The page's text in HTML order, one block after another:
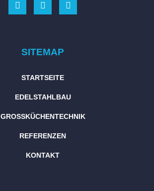
SITEMAP
STARTSEITE
EDELSTAHLBAU
GROSSKÜCHENTECHNIK
REFERENZEN
KONTAKT